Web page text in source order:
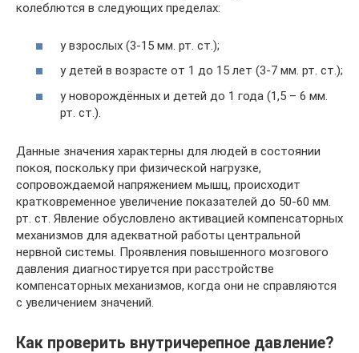
колеблются в следующих пределах:
у взрослых (3-15 мм. рт. ст.);
у детей в возрасте от 1 до 15 лет (3-7 мм. рт. ст.);
у новорождённых и детей до 1 года (1,5 – 6 мм.
рт. ст.).
Данные значения характерны для людей в состоянии
покоя, поскольку при физической нагрузке,
сопровождаемой напряжением мышц, происходит
кратковременное увеличение показателей до 50-60 мм.
рт. ст. Явление обусловлено активацией компенсаторных
механизмов для адекватной работы центральной
нервной системы. Проявления повышенного мозгового
давления диагностируется при расстройстве
компенсаторных механизмов, когда они не справляются
с увеличением значений.
Как проверить внутричерепное давление?